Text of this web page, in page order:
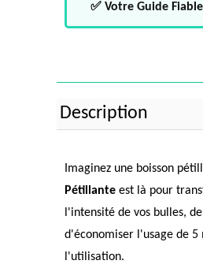
✅ Votre Guide
Description
Imaginez une boisson
Pétillante est là pour
l'intensité de vos bulles,
d'économiser l'usage de
l'utilisation.